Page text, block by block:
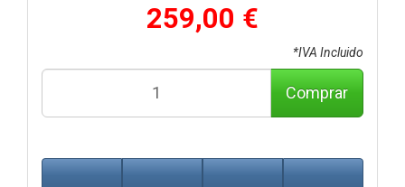
259,00 €
*IVA Incluido
Comprar